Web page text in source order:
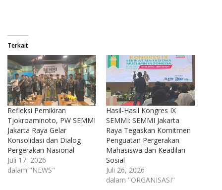
Terkait
Refleksi Pemikiran
Tjokroaminoto, PW SEMMI
Jakarta Raya Gelar
Konsolidasi dan Dialog
Pergerakan Nasional
Juli 17, 2026
dalam "NEWS"
Hasil-Hasil Kongres IX
SEMMI: SEMMI Jakarta
Raya Tegaskan Komitmen
Penguatan Pergerakan
Mahasiswa dan Keadilan
Sosial
Juli 26, 2026
dalam "ORGANISASI"